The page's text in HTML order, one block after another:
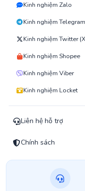
Kinh nghiệm Zalo
Kinh nghiệm Telegram
Kinh nghiệm Twitter
Kinh nghiệm Shopee
Kinh nghiệm Viber
Kinh nghiệm Locket
Liên hệ hỗ trợ
Chính sách